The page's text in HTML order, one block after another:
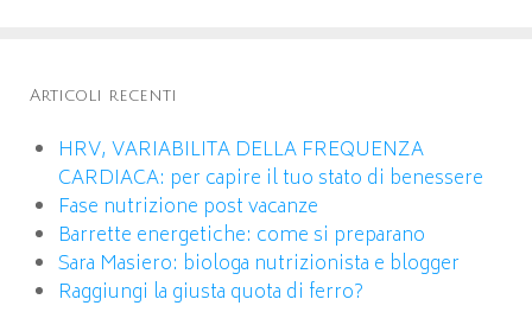
Articoli recenti
HRV, VARIABILITA DELLA FREQUENZA
CARDIACA: per capire il tuo stato di benessere
Fase nutrizione post vacanze
Barrette energetiche: come si preparano
Sara Masiero: biologa nutrizionista e blogger
Raggiungi la giusta quota di ferro?